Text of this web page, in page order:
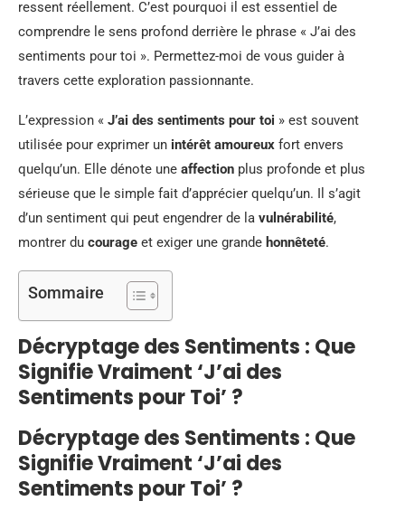
ressent réellement. C’est pourquoi il est essentiel de
comprendre le sens profond derrière le phrase « J’ai des
sentiments pour toi ». Permettez-moi de vous guider à
travers cette exploration passionnante.
L’expression « J’ai des sentiments pour toi » est souvent
utilisée pour exprimer un intérêt amoureux fort envers
quelqu’un. Elle dénote une affection plus profonde et plus
sérieuse que le simple fait d’apprécier quelqu’un. Il s’agit
d’un sentiment qui peut engendrer de la vulnérabilité,
montrer du courage et exiger une grande honnêteté.
Sommaire
Décryptage des Sentiments : Que
Signifie Vraiment ‘J’ai des
Sentiments pour Toi’ ?
Décryptage des Sentiments : Que
Signifie Vraiment ‘J’ai des
Sentiments pour Toi’ ?